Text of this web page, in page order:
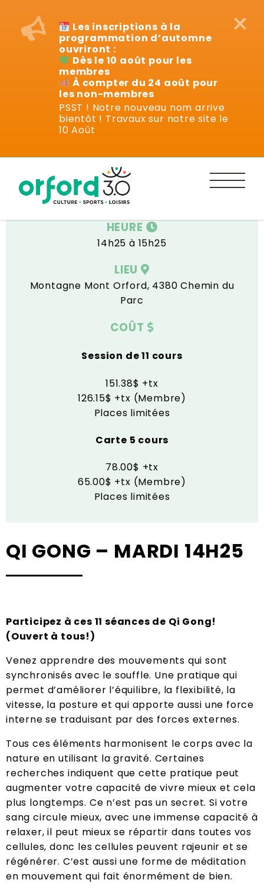
×
Les inscriptions à la
programmation d’automne
ouvriront :
Dès le 10 août pour les
membres
À compter du 24 août pour
les non-membres
PSST ! Notre nouveau nom arrive
bientôt ! Travaux sur notre site le
10 Août
DATE
Mardi 12 septembre au 12 décembre 2023
HEURE
14h25 à 15h25
LIEU
Montagne Mont Orford, 4380 Chemin du
Parc
COÛT
Session de 11 cours
151.38$ +tx
126.15$ +tx (Membre)
Places limitées
Carte 5 cours
78.00$ +tx
65.00$ +tx (Membre)
Places limitées
QI GONG – MARDI 14H25
Participez à ces 11 séances de Qi Gong!
(Ouvert à tous!)
Venez apprendre des mouvements qui sont
synchronisés avec le souffle. Une pratique qui
permet d’améliorer l’équilibre, la flexibilité, la
vitesse, la posture et qui apporte aussi une force
interne se traduisant par des forces externes.
Tous ces éléments harmonisent le corps avec la
nature en utilisant la gravité. Certaines
recherches indiquent que cette pratique peut
augmenter votre capacité de vivre mieux et cela
plus longtemps. Ce n’est pas un secret. Si votre
sang circule mieux, avec une immense capacité à
relaxer, il peut mieux se répartir dans toutes vos
cellules, donc les cellules peuvent rajeunir et se
régénérer. C’est aussi une forme de méditation
en mouvement qui fait énormément de bien.